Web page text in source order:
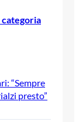
categoria
“Sempre
presto”